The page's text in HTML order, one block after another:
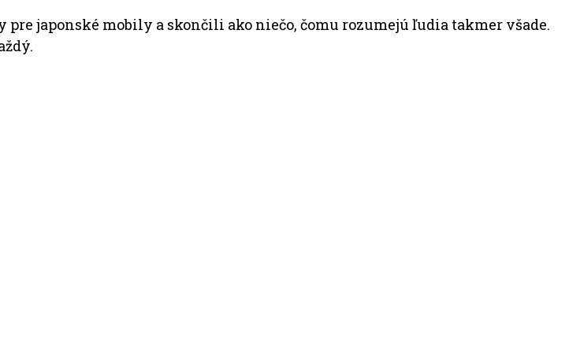
japonské mobily a skončili ako niečo, čomu rozumejú ľudia takmer všade.